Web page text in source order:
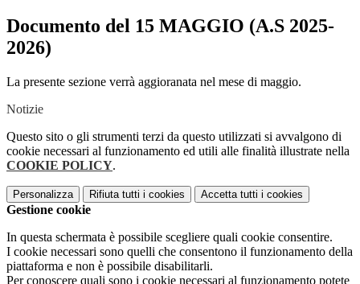
Documento del 15 MAGGIO (A.S 2025-
2026)
La presente sezione verrà aggioranata nel mese di maggio.
Notizie
Questo sito o gli strumenti terzi da questo utilizzati si avvalgono di
cookie necessari al funzionamento ed utili alle finalità illustrate nella
COOKIE POLICY.
Personalizza Rifiuta tutti i cookies Accetta tutti i cookies
Gestione cookie
In questa schermata è possibile scegliere quali cookie consentire.
I cookie necessari sono quelli che consentono il funzionamento della
piattaforma e non è possibile disabilitarli.
Per conoscere quali sono i cookie necessari al funzionamento potete